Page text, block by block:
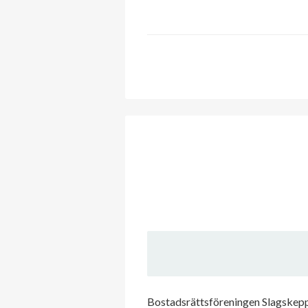
Bostadsrättsföreningen